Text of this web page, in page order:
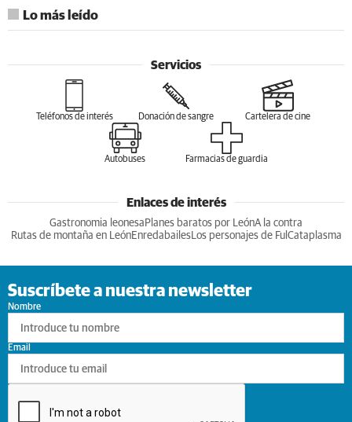
Lo más leído
Servicios
Teléfonos de interés Donación de sangre Cartelera de cine
Autobuses Farmacias de guardia
Enlaces de interés
Gastronomia leonesa Planes baratos por LeónA la contra
Rutas de montaña en LeónEnredabailesLos personajes de Ful Cataplasma
Suscríbete a nuestra newsletter
Nombre
Email